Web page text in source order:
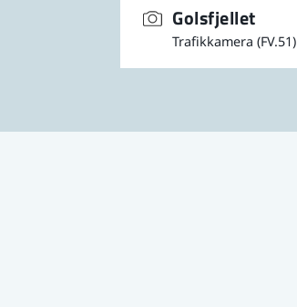
Golsfjellet
Trafikkamera (FV.51)